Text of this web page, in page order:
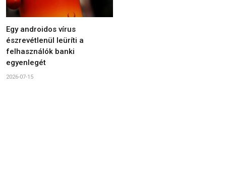
Egy androidos vírus
észrevétlenül leüríti a
felhasználók banki
egyenlegét
2026-07-15